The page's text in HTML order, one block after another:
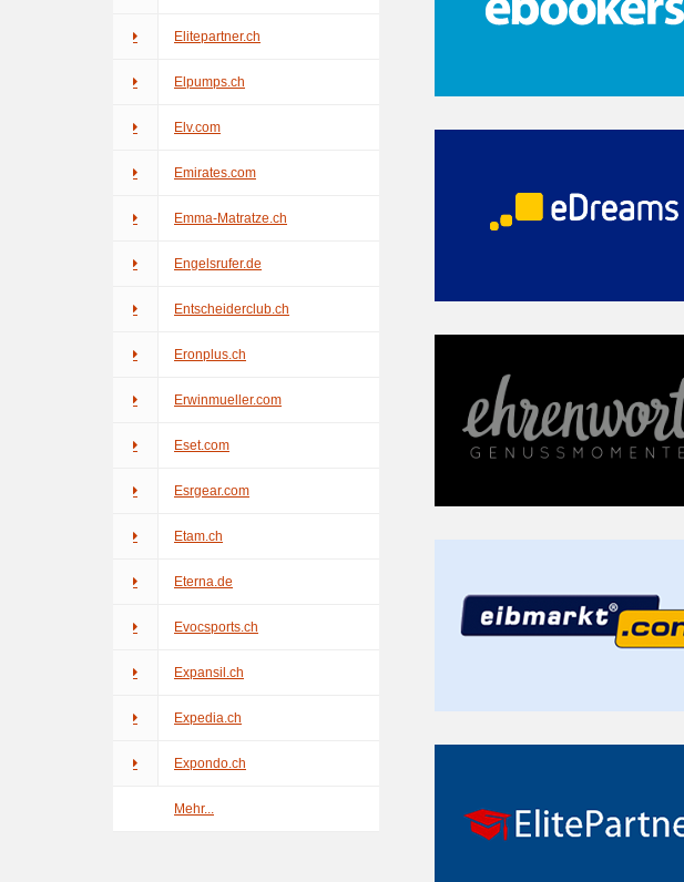
Elitepartner.ch
Elpumps.ch
Elv.com
Emirates.com
Emma-Matratze.ch
Engelsrufer.de
Entscheiderclub.ch
Eronplus.ch
Erwinmueller.com
Eset.com
Esrgear.com
Etam.ch
Eterna.de
Evocsports.ch
Expansil.ch
Expedia.ch
Expondo.ch
Mehr...